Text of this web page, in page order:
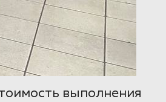
выполнения